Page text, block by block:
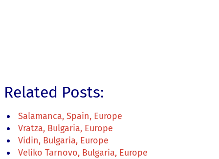
Related Posts:
Salamanca, Spain, Europe
Vratza, Bulgaria, Europe
Vidin, Bulgaria, Europe
Veliko Tarnovo, Bulgaria, Europe